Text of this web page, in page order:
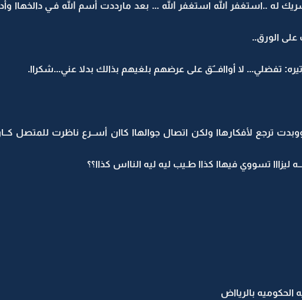
شريك له ..استغفر الله استغفر الله ... بعد مارددت أسم الله فـي
على الورق..
تفضلي... لا أواافـــٌق على عرضهم بلغيهم بذالك بدلا عني...شكراا.
ترجع لأفكارهاا ولكن اتصال جوالهاا كاان أســرع ناظرت للمتصل
ليزااا تسووي فيهاا كذاا طـيب ليه ليه النااس كذاا؟؟
الحكوميه بالريااض